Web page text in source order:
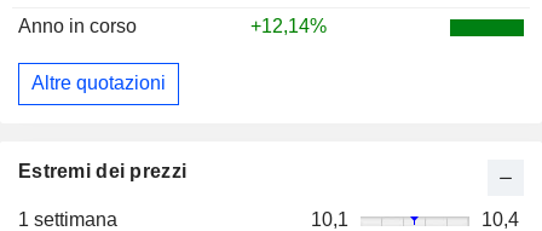
Anno in corso
+12,14%
Altre quotazioni
Estremi dei prezzi
1 settimana 10,1
10,4